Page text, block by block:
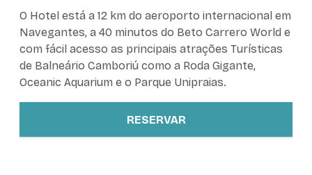
O Hotel está a 12 km do aeroporto internacional em
Navegantes, a 40 minutos do Beto Carrero World e
com fácil acesso as principais atrações Turísticas
de Balneário Camboriú como a Roda Gigante,
Oceanic Aquarium e o Parque Unipraias.
RESERVAR